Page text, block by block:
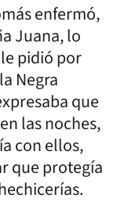
enfermó,
Juana, lo
pidió por
Negra
que
las noches,
con ellos,
que protegía